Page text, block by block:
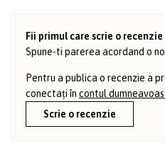
Fii primul care scrie o recenzie
Spune-ti parerea acordand o
Pentru a publica o recenzie a
conectați în contul
Scrie o recenzie